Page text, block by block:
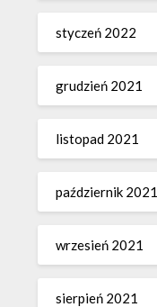
styczeń 2022
grudzień 2021
listopad 2021
październik 2021
wrzesień 2021
sierpień 2021